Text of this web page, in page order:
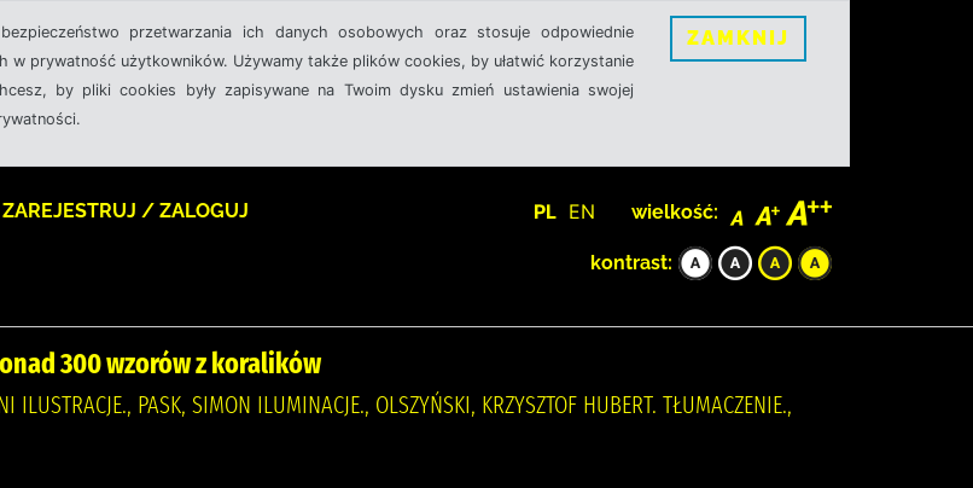
przetwarzania ich danych osobowych oraz stosuje odpowiednie
prywatność użytkowników. Używamy także plików cookies, by ułatwić korzystanie
by pliki cookies były zapisywane na Twoim dysku zmień ustawienia swojej
ZAMKNIJ
ZAREJESTRUJ / ZALOGUJ PL EN wielkość:
kontrast:
300 wzorów z koralików
PASK, SIMON ILUMINACJE., OLSZYŃSKI, KRZYSZTOF HUBERT. TŁUMACZENIE.,